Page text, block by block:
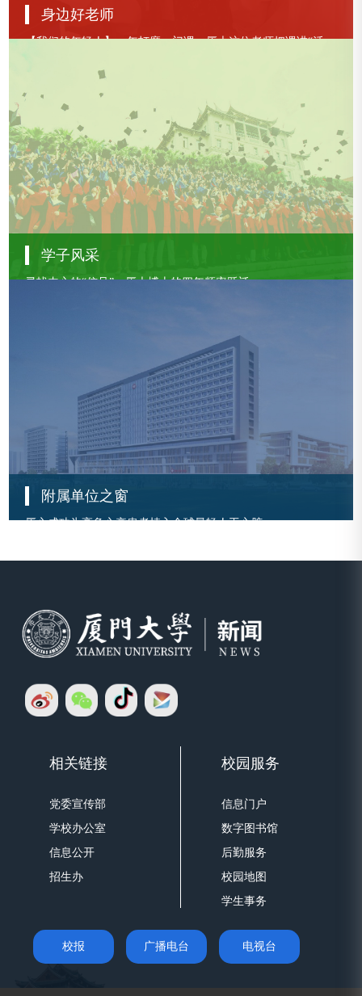
身边好老师
【我们的年轻人】一年打磨一门课，厦大这位老师把课讲“活”了！
查看更多
学子风采
寻找内心的“信号”：厦大博士的四年频率跃迁
查看更多
附属单位之窗
厦心成功为高危心衰患者植入全球最轻人工心脏
厦心医院完成手术机器人辅助经导管主动脉瓣置换术
查看更多
相关链接
党委宣传部
学校办公室
信息公开
招生办
校园服务
信息门户
数字图书馆
后勤服务
校园地图
学生事务
校报 广播电台 电视台